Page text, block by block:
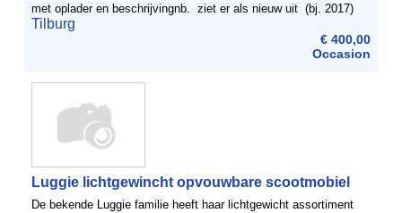
met oplader en beschrijvingnb. ziet er als nieuw uit (bj. 2017)
van oudere man (70) dat ...
Tilburg
€ 400,00
Occasion
Luggie lichtgewincht opvouwbare scootmobiel
De bekende Luggie familie heeft haar lichtgewicht assortiment